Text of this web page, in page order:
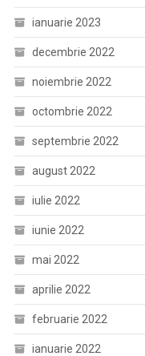
ianuarie 2023
decembrie 2022
noiembrie 2022
octombrie 2022
septembrie 2022
august 2022
iulie 2022
iunie 2022
mai 2022
aprilie 2022
februarie 2022
ianuarie 2022